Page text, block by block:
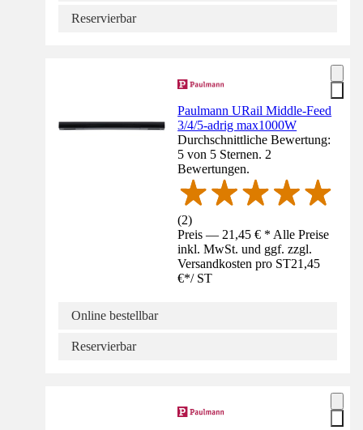
Reservierbar
Paulmann URail Middle-Feed
3/4/5-adrig max1000W
Durchschnittliche Bewertung:
5 von 5 Sternen. 2
Bewertungen.
(2)
Preis — 21,45 € * Alle Preise
inkl. MwSt. und ggf. zzgl.
Versandkosten pro ST21,45
€*/ ST
Online bestellbar
Reservierbar